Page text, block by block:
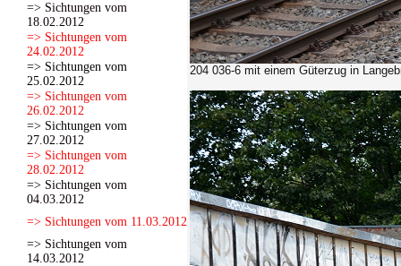
=> Sichtungen vom
18.02.2012
=> Sichtungen vom
24.02.2012
=> Sichtungen vom
25.02.2012
=> Sichtungen vom
26.02.2012
=> Sichtungen vom
27.02.2012
=> Sichtungen vom
28.02.2012
=> Sichtungen vom
04.03.2012
=> Sichtungen vom 11.03.2012
=> Sichtungen vom
14.03.2012
204 036-6 mit einem Güterzug in